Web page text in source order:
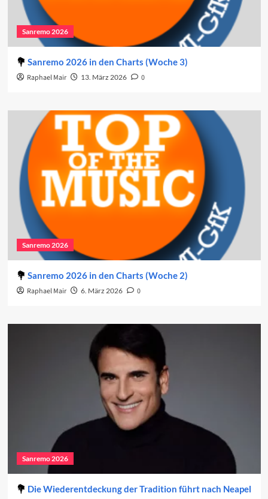
Sanremo 2026
Sanremo 2026 in den Charts (Woche 3)
Raphael Mair 13. März 2026 0
Sanremo 2026
Sanremo 2026 in den Charts (Woche 2)
Raphael Mair 6. März 2026 0
Sanremo 2026
Die Wiederentdeckung der Tradition führt nach Neapel